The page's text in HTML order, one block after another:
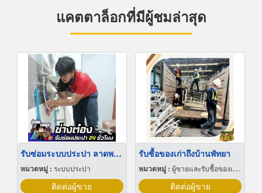
แคตตาล็อกที่มีผู้ชมล่าสุด
รับซ่อมระบบประปา ลาดพร้าว
หมวดหมู่ : ระบบประปา
ติดต่อผู้ขาย
รับซื้อของเก่าถึงบ้านพัทยา
หมวดหมู่ : ผู้ขายและรับซื้อของเก่าและเศษเหล็ก
ติดต่อผู้ขาย